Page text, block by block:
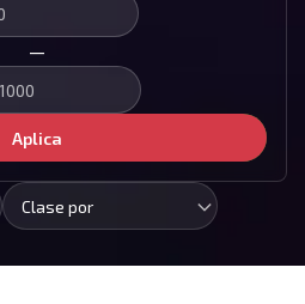
—
Aplica
Clase por